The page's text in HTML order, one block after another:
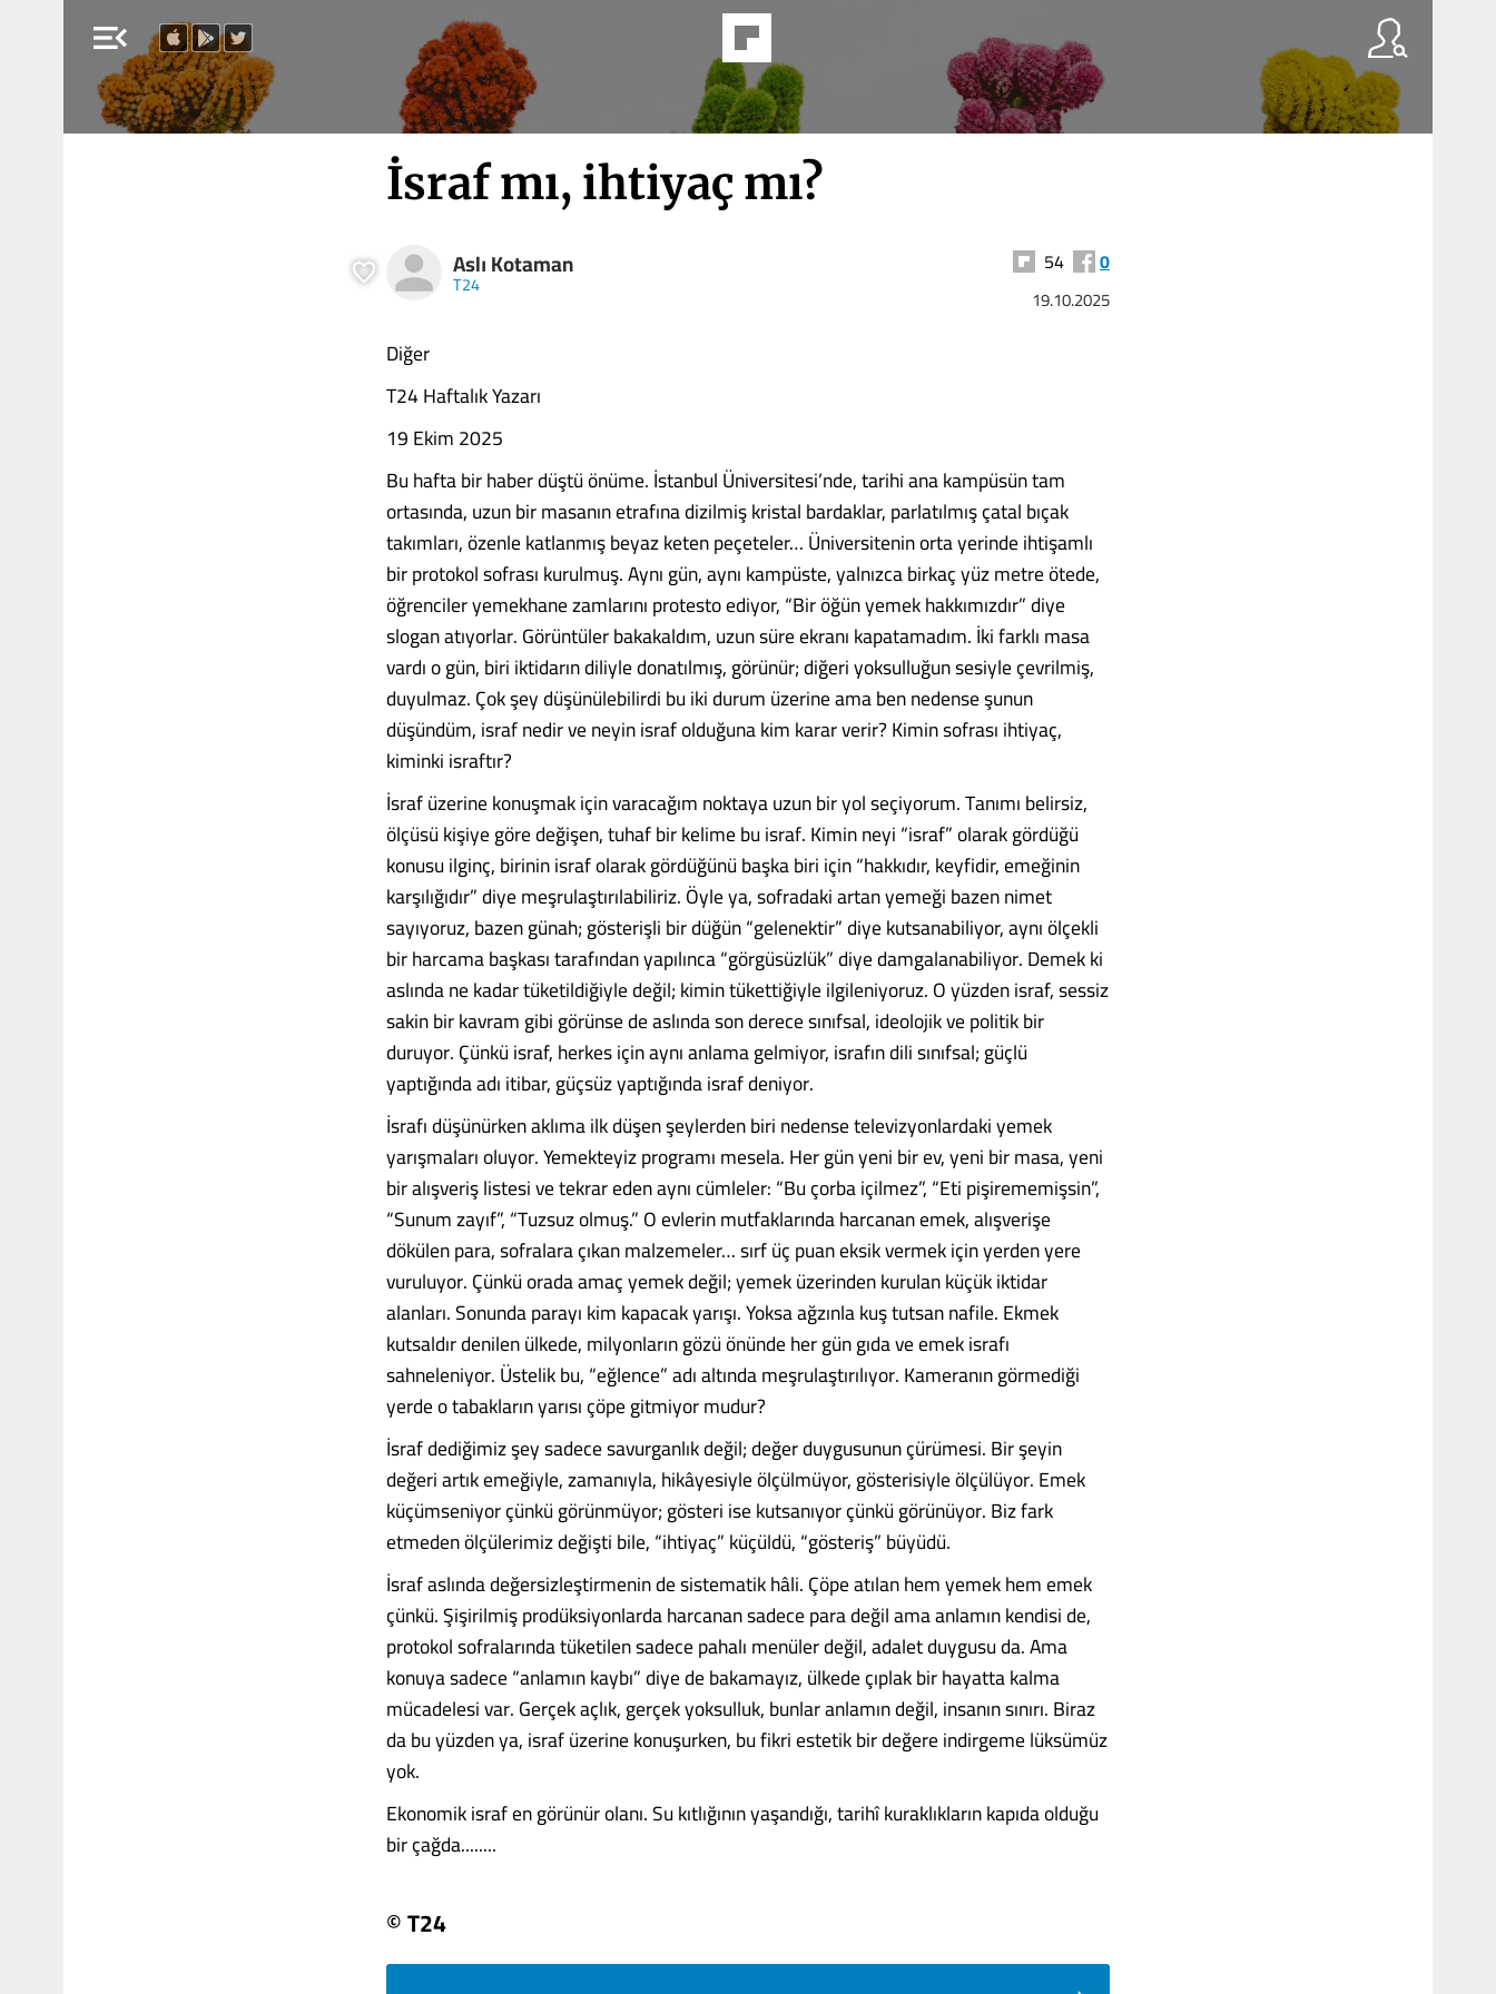
menu_open
İsraf mı, ihtiyaç mı?
Aslı Kotaman
T24
54 0
19.10.2025
Diğer
T24 Haftalık Yazarı
19 Ekim 2025
Bu hafta bir haber düştü önüme. İstanbul Üniversitesi’nde, tarihi ana kampüsün tam
ortasında, uzun bir masanın etrafına dizilmiş kristal bardaklar, parlatılmış çatal bıçak
takımları, özenle katlanmış beyaz keten peçeteler… Üniversitenin orta yerinde ihtişamlı
bir protokol sofrası kurulmuş. Aynı gün, aynı kampüste, yalnızca birkaç yüz metre ötede,
öğrenciler yemekhane zamlarını protesto ediyor, “Bir öğün yemek hakkımızdır” diye
slogan atıyorlar. Görüntüler bakakaldım, uzun süre ekranı kapatamadım. İki farklı masa
vardı o gün, biri iktidarın diliyle donatılmış, görünür; diğeri yoksulluğun sesiyle çevrilmiş,
duyulmaz. Çok şey düşünülebilirdi bu iki durum üzerine ama ben nedense şunun
düşündüm, israf nedir ve neyin israf olduğuna kim karar verir? Kimin sofrası ihtiyaç,
kiminki israftır?
İsraf üzerine konuşmak için varacağım noktaya uzun bir yol seçiyorum. Tanımı belirsiz,
ölçüsü kişiye göre değişen, tuhaf bir kelime bu israf. Kimin neyi “israf” olarak gördüğü
konusu ilginç, birinin israf olarak gördüğünü başka biri için “hakkıdır, keyfidir, emeğinin
karşılığıdır” diye meşrulaştırılabiliriz. Öyle ya, sofradaki artan yemeği bazen nimet
sayıyoruz, bazen günah; gösterişli bir düğün “gelenektir” diye kutsanabiliyor, aynı ölçekli
bir harcama başkası tarafından yapılınca “görgüsüzlük” diye damgalanabiliyor. Demek ki
aslında ne kadar tüketildiğiyle değil; kimin tükettiğiyle ilgileniyoruz. O yüzden israf, sessiz
sakin bir kavram gibi görünse de aslında son derece sınıfsal, ideolojik ve politik bir
duruyor. Çünkü israf, herkes için aynı anlama gelmiyor, israfın dili sınıfsal; güçlü
yaptığında adı itibar, güçsüz yaptığında israf deniyor.
İsrafı düşünürken aklıma ilk düşen şeylerden biri nedense televizyonlardaki yemek
yarışmaları oluyor. Yemekteyiz programı mesela. Her gün yeni bir ev, yeni bir masa, yeni
bir alışveriş listesi ve tekrar eden aynı cümleler: “Bu çorba içilmez”, “Eti pişirememişsin”,
“Sunum zayıf”, “Tuzsuz olmuş.” O evlerin mutfaklarında harcanan emek, alışverişe
dökülen para, sofralara çıkan malzemeler… sırf üç puan eksik vermek için yerden yere
vuruluyor. Çünkü orada amaç yemek değil; yemek üzerinden kurulan küçük iktidar
alanları. Sonunda parayı kim kapacak yarışı. Yoksa ağzınla kuş tutsan nafile. Ekmek
kutsaldır denilen ülkede, milyonların gözü önünde her gün gıda ve emek israfı
sahneleniyor. Üstelik bu, “eğlence” adı altında meşrulaştırılıyor. Kameranın görmediği
yerde o tabakların yarısı çöpe gitmiyor mudur?
İsraf dediğimiz şey sadece savurganlık değil; değer duygusunun çürümesi. Bir şeyin
değeri artık emeğiyle, zamanıyla, hikâyesiyle ölçülmüyor, gösterisiyle ölçülüyor. Emek
küçümseniyor çünkü görünmüyor; gösteri ise kutsanıyor çünkü görünüyor. Biz fark
etmeden ölçülerimiz değişti bile, “ihtiyaç” küçüldü, “gösteriş” büyüdü.
İsraf aslında değersizleştirmenin de sistematik hâli. Çöpe atılan hem yemek hem emek
çünkü. Şişirilmiş prodüksiyonlarda harcanan sadece para değil ama anlamın kendisi de,
protokol sofralarında tüketilen sadece pahalı menüler değil, adalet duygusu da. Ama
konuya sadece “anlamın kaybı” diye de bakamayız, ülkede çıplak bir hayatta kalma
mücadelesi var. Gerçek açlık, gerçek yoksulluk, bunlar anlamın değil, insanın sınırı. Biraz
da bu yüzden ya, israf üzerine konuşurken, bu fikri estetik bir değere indirgeme lüksümüz
yok.
Ekonomik israf en görünür olanı. Su kıtlığının yaşandığı, tarihî kuraklıkların kapıda olduğu
bir çağda........
© T24